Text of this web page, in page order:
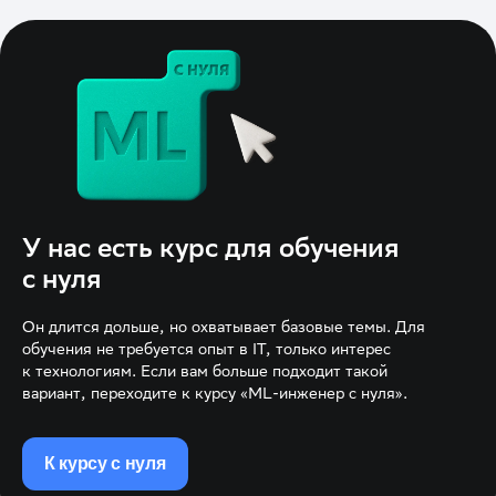
У нас есть курс для обучения
с нуля
Он длится дольше, но охватывает базовые темы. Для
обучения не требуется опыт в IT, только интерес
к технологиям. Если вам больше подходит такой
вариант, переходите к курсу «ML-инженер с нуля».
К курсу с нуля